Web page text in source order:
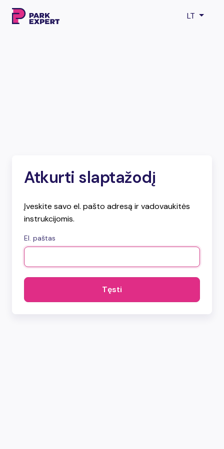
LT
Atkurti slaptažodį
Įveskite savo el. pašto adresą ir vadovaukitės
instrukcijomis.
El. paštas
Tęsti